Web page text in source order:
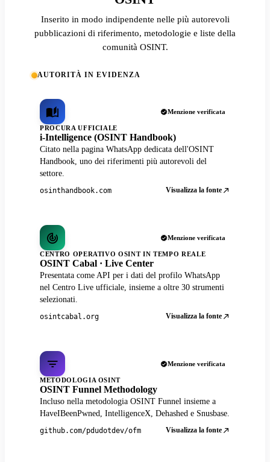
Inserito in modo indipendente nelle più autorevoli
pubblicazioni di riferimento, metodologie e liste della
comunità OSINT.
AUTORITÀ IN EVIDENZA
Menzione verificata
PROCURA UFFICIALE
i-Intelligence (OSINT Handbook)
Citato nella pagina WhatsApp dedicata dell'OSINT
Handbook, uno dei riferimenti più autorevoli del
settore.
osinthandbook.com Visualizza la fonte
Menzione verificata
CENTRO OPERATIVO OSINT IN TEMPO REALE
OSINT Cabal · Live Center
Presentata come API per i dati del profilo WhatsApp
nel Centro Live ufficiale, insieme a oltre 30 strumenti
selezionati.
osintcabal.org Visualizza la fonte
Menzione verificata
METODOLOGIA OSINT
OSINT Funnel Methodology
Incluso nella metodologia OSINT Funnel insieme a
HaveIBeenPwned, IntelligenceX, Dehashed e Snusbase.
github.com/pdudotdev/ofm Visualizza la fonte